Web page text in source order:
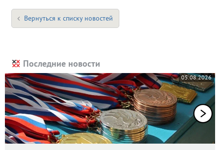
Вернуться к списку новостей
Последние новости
05.08.2026